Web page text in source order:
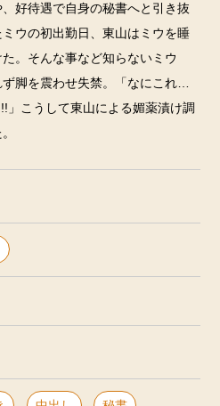
好待遇で自身の秘書へと引き抜
ウの初出勤日、東山はミウを睡
。そんな事など知らないミウ
脚を震わせ失禁。「なにこれ…
こうして東山による媚薬漬け調